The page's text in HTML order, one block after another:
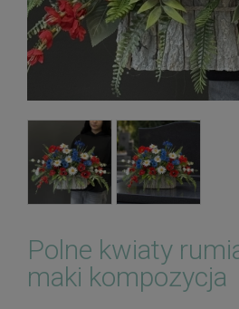
Polne kwiaty
maki kompozycja